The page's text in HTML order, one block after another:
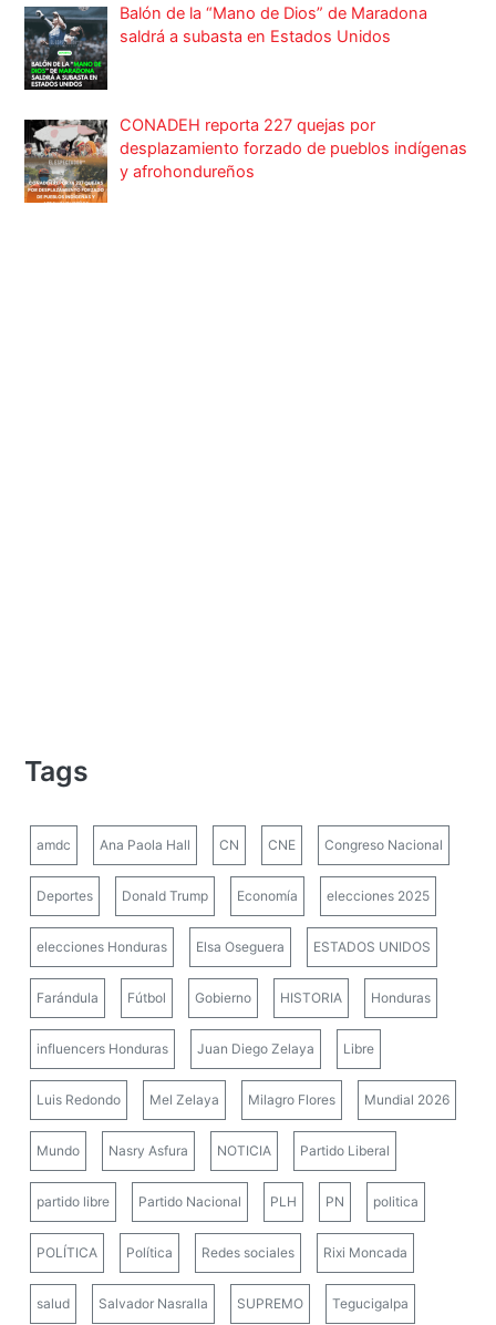
Balón de la “Mano de Dios” de Maradona
saldrá a subasta en Estados Unidos
CONADEH reporta 227 quejas por
desplazamiento forzado de pueblos indígenas
y afrohondureños
Tags
amdc Ana Paola Hall CN CNE Congreso Nacional
Deportes Donald Trump Economía elecciones 2025
elecciones Honduras Elsa Oseguera ESTADOS UNIDOS
Farándula Fútbol Gobierno HISTORIA Honduras
influencers Honduras Juan Diego Zelaya Libre
Luis Redondo Mel Zelaya Milagro Flores Mundial 2026
Mundo Nasry Asfura NOTICIA Partido Liberal
partido libre Partido Nacional PLH PN politica
POLÍTICA Política Redes sociales Rixi Moncada
salud Salvador Nasralla SUPREMO Tegucigalpa